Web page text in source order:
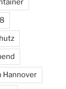
Hannover